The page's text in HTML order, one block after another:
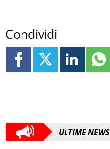
Condividi
ULTIME NEWS